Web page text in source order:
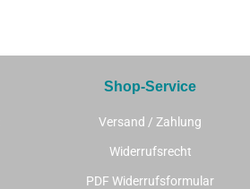
Shop-Service
Versand / Zahlung
Widerrufsrecht
PDF Widerrufsformular